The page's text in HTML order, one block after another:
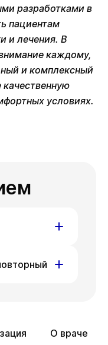
разработками в
пациентам
и лечения. В
каждому,
и комплексный
условиях.
авг О враче